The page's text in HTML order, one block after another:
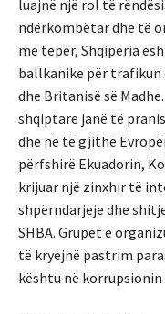
luajnë një rol të
ndërkombëtar dhe të
më tepër, Shqipëria
ballkanike për trafikun
dhe Britanisë së
shqiptare janë të
dhe në të gjithë
përfshirë Ekuadorin,
krijuar një zinxhir të
shpërndarjeje dhe
SHBA. Grupet e
të kryejnë pastrim
kështu në korrupsionin